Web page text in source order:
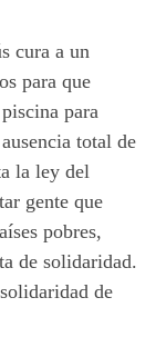
cura a un
para que
para
total de
la ley del
gente que
pobres,
de solidaridad.
de